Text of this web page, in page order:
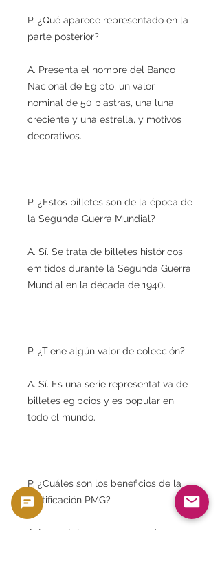
P. ¿Qué aparece representado en la
parte posterior?
A. Presenta el nombre del Banco
Nacional de Egipto, un valor
nominal de 50 piastras, una luna
creciente y una estrella, y motivos
decorativos.
P. ¿Estos billetes son de la época de
la Segunda Guerra Mundial?
A. Sí. Se trata de billetes históricos
emitidos durante la Segunda Guerra
Mundial en la década de 1940.
P. ¿Tiene algún valor de colección?
A. Sí. Es una serie representativa de
billetes egipcios y es popular en
todo el mundo.
P. ¿Cuáles son los beneficios de la
certificación PMG?
A. La ventaja es que se puede